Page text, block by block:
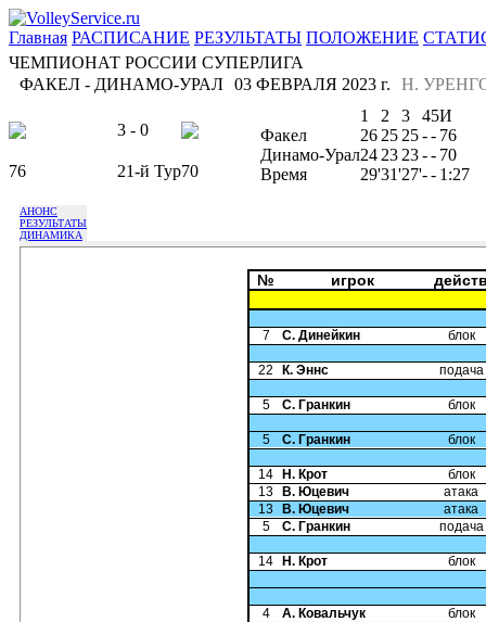
Главная РАСПИСАНИЕ РЕЗУЛЬТАТЫ ПОЛОЖЕНИЕ
ЧЕМПИОНАТ РОССИИ СУПЕРЛИГА
ФАКЕЛ - ДИНАМО-УРАЛ
Н.
03 ФЕВРАЛЯ 2023 г.
3 - 0
76 21-й Тур70
1 2 3 45И
Факел
26 25 25-- 76
Динамо-Урал24 23 23-- 70
Время
29'31'27'-- 1:27
АНОНС
РЕЗУЛЬТАТЫ
ДИНАМИКА
№ игрок
7 С. Динейкин блок
22 К. Эннс подача
5 С. Гранкин блок
5 С. Гранкин блок
14 Н. Крот
блок
13
В. Юцевич
атака
13
В. Юцевич
атака
5
С. Гранкин подача
14 Н. Крот блок
4 А. Ковальчук
блок